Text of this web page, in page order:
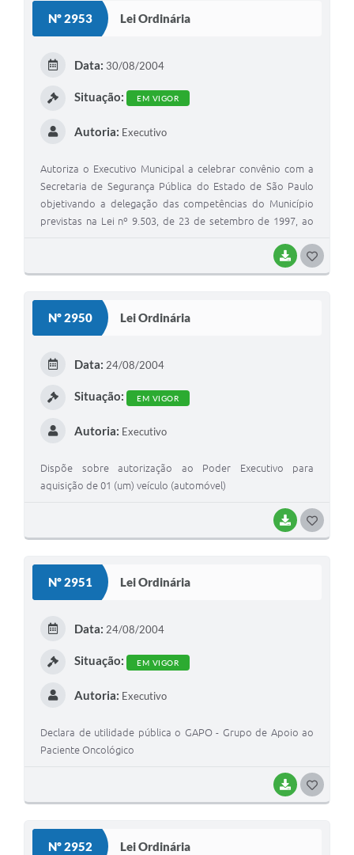
Nº 2953 Lei Ordinária
BAIXAR
Data: 30/08/2004
Situação: EM VIGOR
Autoria: Executivo
Autoriza o Executivo Municipal a celebrar convênio com a
Secretaria de Segurança Pública do Estado de São Paulo
objetivando a delegação das competências do Município
previstas na Lei nº 9.503, de 23 de setembro de 1997, ao
Nº 2950 Lei Ordinária
BAIXAR
Data: 24/08/2004
Situação: EM VIGOR
Autoria: Executivo
Dispõe sobre autorização ao Poder Executivo para
aquisição de 01 (um) veículo (automóvel)
Nº 2951 Lei Ordinária
BAIXAR
Data: 24/08/2004
Situação: EM VIGOR
Autoria: Executivo
Declara de utilidade pública o GAPO - Grupo de Apoio ao
Paciente Oncológico
Nº 2952 Lei Ordinária